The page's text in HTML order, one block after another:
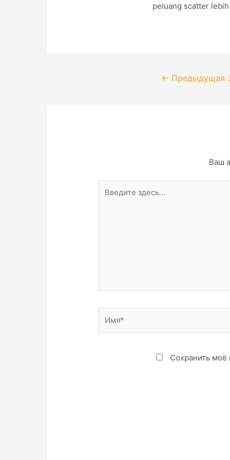
peluang scatter
← Предыдущая
Ваш
здесь...
Сохранить моё